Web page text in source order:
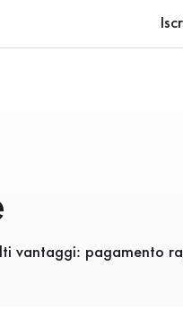
(EN)
vantaggi: pagamento